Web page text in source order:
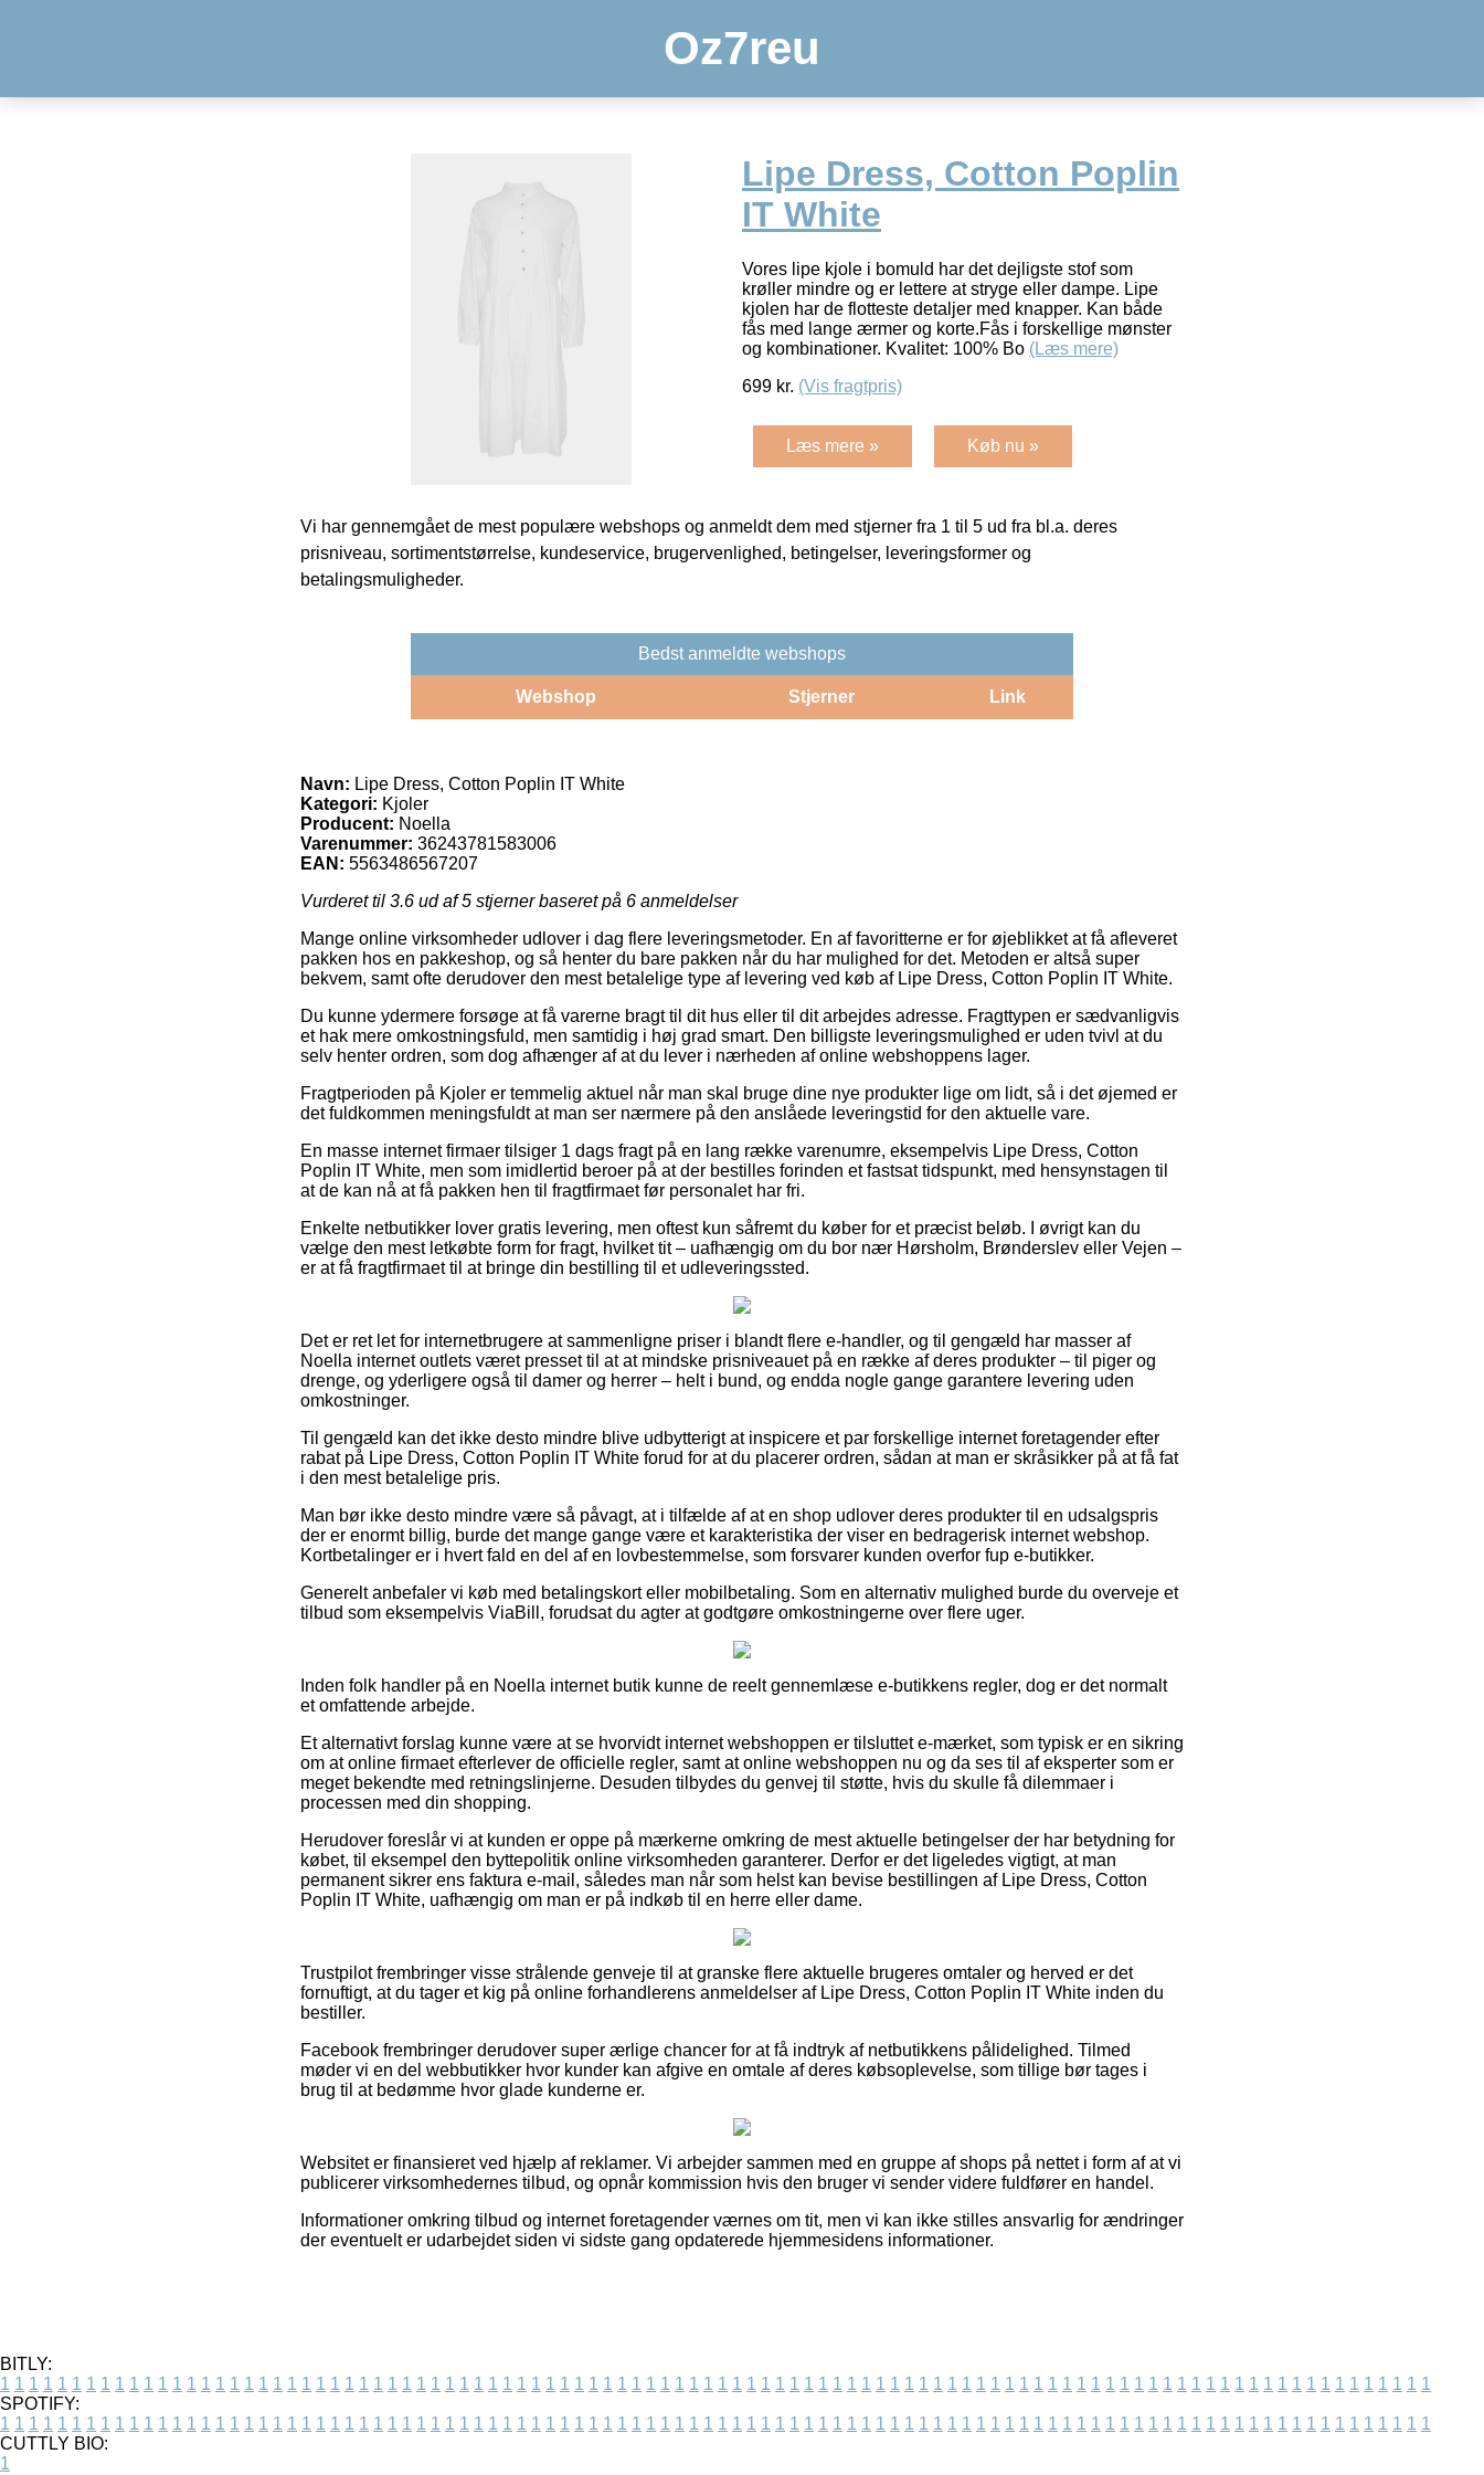
Oz7reu
Lipe Dress, Cotton Poplin
IT White
Vores lipe kjole i bomuld har det dejligste stof som
krøller mindre og er lettere at stryge eller dampe. Lipe
kjolen har de flotteste detaljer med knapper. Kan både
fås med lange ærmer og korte.Fås i forskellige mønster
og kombinationer. Kvalitet: 100% Bo (Læs mere)
699 kr. (Vis fragtpris)
Læs mere » Køb nu »
Vi har gennemgået de mest populære webshops og anmeldt dem med stjerner fra 1 til 5 ud fra bl.a. deres
prisniveau, sortimentstørrelse, kundeservice, brugervenlighed, betingelser, leveringsformer og
betalingsmuligheder.
Bedst anmeldte webshops
Webshop Stjerner Link
Navn: Lipe Dress, Cotton Poplin IT White
Kategori: Kjoler
Producent: Noella
Varenummer: 36243781583006
EAN: 5563486567207
Vurderet til 3.6 ud af 5 stjerner baseret på 6 anmeldelser
Mange online virksomheder udlover i dag flere leveringsmetoder. En af favoritterne er for øjeblikket at få afleveret
pakken hos en pakkeshop, og så henter du bare pakken når du har mulighed for det. Metoden er altså super
bekvem, samt ofte derudover den mest betalelige type af levering ved køb af Lipe Dress, Cotton Poplin IT White.
Du kunne ydermere forsøge at få varerne bragt til dit hus eller til dit arbejdes adresse. Fragttypen er sædvanligvis
et hak mere omkostningsfuld, men samtidig i høj grad smart. Den billigste leveringsmulighed er uden tvivl at du
selv henter ordren, som dog afhænger af at du lever i nærheden af online webshoppens lager.
Fragtperioden på Kjoler er temmelig aktuel når man skal bruge dine nye produkter lige om lidt, så i det øjemed er
det fuldkommen meningsfuldt at man ser nærmere på den anslåede leveringstid for den aktuelle vare.
En masse internet firmaer tilsiger 1 dags fragt på en lang række varenumre, eksempelvis Lipe Dress, Cotton
Poplin IT White, men som imidlertid beroer på at der bestilles forinden et fastsat tidspunkt, med hensynstagen til
at de kan nå at få pakken hen til fragtfirmaet før personalet har fri.
Enkelte netbutikker lover gratis levering, men oftest kun såfremt du køber for et præcist beløb. I øvrigt kan du
vælge den mest letkøbte form for fragt, hvilket tit – uafhængig om du bor nær Hørsholm, Brønderslev eller Vejen –
er at få fragtfirmaet til at bringe din bestilling til et udleveringssted.
Det er ret let for internetbrugere at sammenligne priser i blandt flere e-handler, og til gengæld har masser af
Noella internet outlets været presset til at at mindske prisniveauet på en række af deres produkter – til piger og
drenge, og yderligere også til damer og herrer – helt i bund, og endda nogle gange garantere levering uden
omkostninger.
Til gengæld kan det ikke desto mindre blive udbytterigt at inspicere et par forskellige internet foretagender efter
rabat på Lipe Dress, Cotton Poplin IT White forud for at du placerer ordren, sådan at man er skråsikker på at få fat
i den mest betalelige pris.
Man bør ikke desto mindre være så påvagt, at i tilfælde af at en shop udlover deres produkter til en udsalgspris
der er enormt billig, burde det mange gange være et karakteristika der viser en bedragerisk internet webshop.
Kortbetalinger er i hvert fald en del af en lovbestemmelse, som forsvarer kunden overfor fup e-butikker.
Generelt anbefaler vi køb med betalingskort eller mobilbetaling. Som en alternativ mulighed burde du overveje et
tilbud som eksempelvis ViaBill, forudsat du agter at godtgøre omkostningerne over flere uger.
Inden folk handler på en Noella internet butik kunne de reelt gennemlæse e-butikkens regler, dog er det normalt
et omfattende arbejde.
Et alternativt forslag kunne være at se hvorvidt internet webshoppen er tilsluttet e-mærket, som typisk er en sikring
om at online firmaet efterlever de officielle regler, samt at online webshoppen nu og da ses til af eksperter som er
meget bekendte med retningslinjerne. Desuden tilbydes du genvej til støtte, hvis du skulle få dilemmaer i
processen med din shopping.
Herudover foreslår vi at kunden er oppe på mærkerne omkring de mest aktuelle betingelser der har betydning for
købet, til eksempel den byttepolitik online virksomheden garanterer. Derfor er det ligeledes vigtigt, at man
permanent sikrer ens faktura e-mail, således man når som helst kan bevise bestillingen af Lipe Dress, Cotton
Poplin IT White, uafhængig om man er på indkøb til en herre eller dame.
Trustpilot frembringer visse strålende genveje til at granske flere aktuelle brugeres omtaler og herved er det
fornuftigt, at du tager et kig på online forhandlerens anmeldelser af Lipe Dress, Cotton Poplin IT White inden du
bestiller.
Facebook frembringer derudover super ærlige chancer for at få indtryk af netbutikkens pålidelighed. Tilmed
møder vi en del webbutikker hvor kunder kan afgive en omtale af deres købsoplevelse, som tillige bør tages i
brug til at bedømme hvor glade kunderne er.
Websitet er finansieret ved hjælp af reklamer. Vi arbejder sammen med en gruppe af shops på nettet i form af at vi
publicerer virksomhedernes tilbud, og opnår kommission hvis den bruger vi sender videre fuldfører en handel.
Informationer omkring tilbud og internet foretagender værnes om tit, men vi kan ikke stilles ansvarlig for ændringer
der eventuelt er udarbejdet siden vi sidste gang opdaterede hjemmesidens informationer.
BITLY:
1 1 1 1 1 1 1 1 1 1 1 1 1 1 1 1 1 1 1 1 1 1 1 1 1 1 1 1 1 1 1 1 1 1 1 1 1 1 1 1 1 1 1 1 1 1 1 1 1 1 1 1 1 1 1 1 1 1 1 1 1 1 1 1 1 1 1 1 1 1 1 1 1 1 1 1 1 1 1 1 1 1 1 1 1 1 1 1 1 1 1 1 1 1 1 1 1 1 1 1
SPOTIFY:
1 1 1 1 1 1 1 1 1 1 1 1 1 1 1 1 1 1 1 1 1 1 1 1 1 1 1 1 1 1 1 1 1 1 1 1 1 1 1 1 1 1 1 1 1 1 1 1 1 1 1 1 1 1 1 1 1 1 1 1 1 1 1 1 1 1 1 1 1 1 1 1 1 1 1 1 1 1 1 1 1 1 1 1 1 1 1 1 1 1 1 1 1 1 1 1 1 1 1 1
CUTTLY BIO:
1